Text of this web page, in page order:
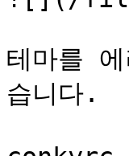
테마를
습니다.